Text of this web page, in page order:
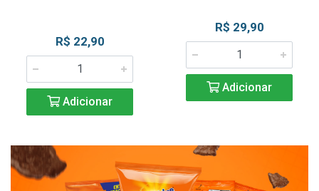
R$ 22,90
Adicionar
R$ 29,90
Adicionar